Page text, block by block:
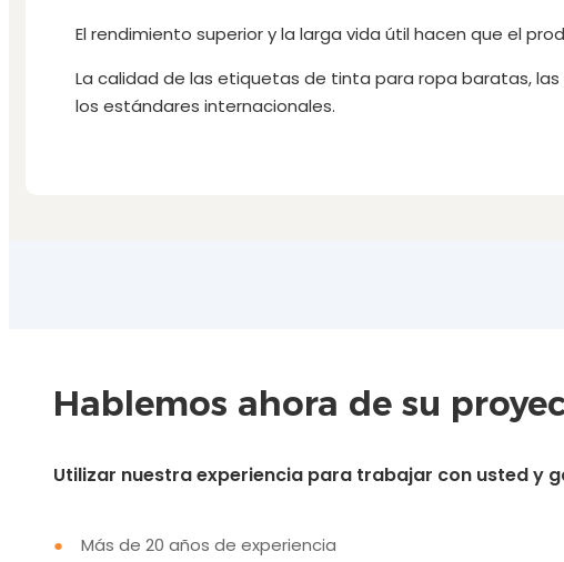
El rendimiento superior y la larga vida útil hacen que el
La calidad de las etiquetas de tinta para ropa baratas,
los estándares internacionales.
Hablemos ahora de su
Utilizar nuestra experiencia para trabajar con usted y
●
Más de 20 años de experiencia